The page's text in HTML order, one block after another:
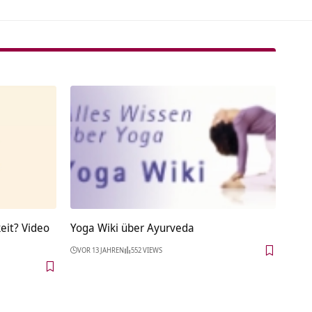
Video
Yoga Wiki über Ayurveda
VOR 13 JAHREN 552 VIEWS